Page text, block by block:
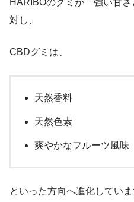
HARIBOのグミが「強い甘
対し、
CBDグミは、
天然香料
天然色素
爽やかなフルーツ風味
といった方向へ進化していま